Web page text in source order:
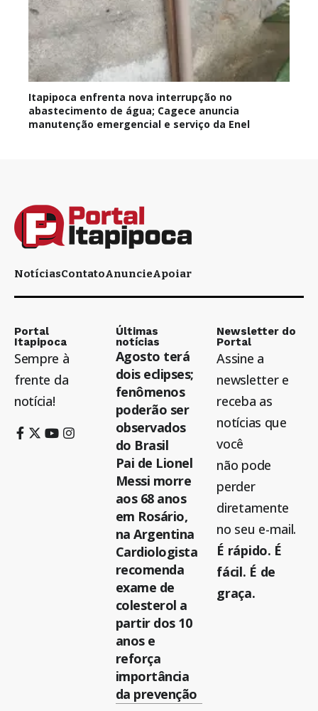
Itapipoca enfrenta nova interrupção no
abastecimento de água; Cagece anuncia
manutenção emergencial e serviço da Enel
NotíciasContatoAnuncieApoiar
Portal
Itapipoca
Sempre à
frente da
notícia!
Últimas
notícias
Agosto terá
dois eclipses;
fenômenos
poderão ser
observados
do Brasil
Pai de Lionel
Messi morre
aos 68 anos
em Rosário,
na Argentina
Cardiologista
recomenda
exame de
colesterol a
partir dos 10
anos e
reforça
importância
da prevenção
Newsletter do
Portal
Assine a
newsletter e
receba as
notícias que
você
não pode
perder
diretamente
no seu e-mail.
É rápido. É
fácil. É de
graça.